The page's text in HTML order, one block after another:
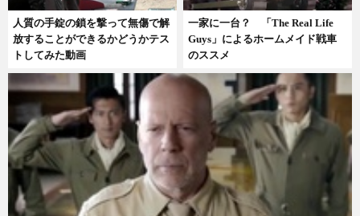
人質の手錠の鎖を撃って無傷で解
放することができるかどうかテス
トしてみた動画
一家に一台？ 「The Real Life
Guys」によるホームメイド戦車
のススメ